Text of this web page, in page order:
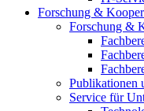
Forschung &
Forschung &
Publikationen
Service für